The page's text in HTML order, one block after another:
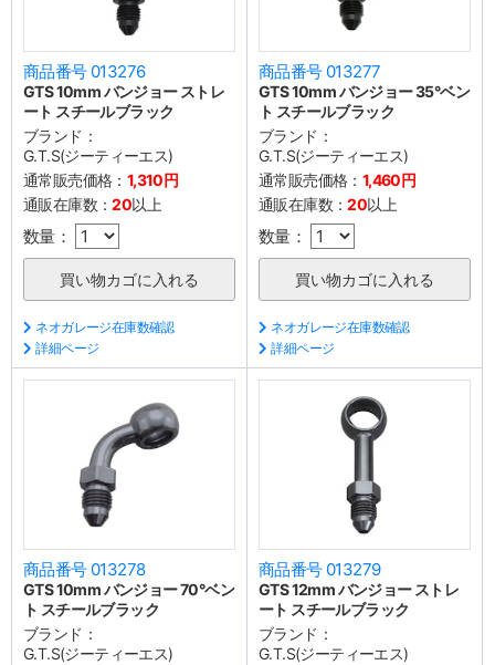
商品番号 013276
GTS 10mm バンジョー ストレ
ート スチールブラック
ブランド：
G.T.S(ジーティーエス)
通常販売価格： 1,310円
通販在庫数：20以上
数量：
ネオガレージ在庫数確認
詳細ページ
商品番号 013277
GTS 10mm バンジョー 35°ベン
ト スチールブラック
ブランド：
G.T.S(ジーティーエス)
通常販売価格： 1,460円
通販在庫数：20以上
数量：
ネオガレージ在庫数確認
詳細ページ
商品番号 013278
GTS 10mm バンジョー 70°ベン
ト スチールブラック
ブランド：
G.T.S(ジーティーエス)
商品番号 013279
GTS 12mm バンジョー ストレ
ート スチールブラック
ブランド：
G.T.S(ジーティーエス)